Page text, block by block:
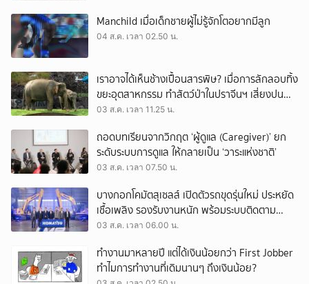
Manchild เมื่อเด็กชายผู้ไม่รู้จักโตอยากมีลูก
04 ส.ค. เวลา 02.50 น.
เราอาจได้เห็นช้างเปื้อนสารพิษ? เมื่อการลักลอบทิ้ง
ขยะอุตสาหกรรม ทำสัตว์ป่าในปราจีนฯ เสี่ยงปน
เปื้อน
03 ส.ค. เวลา 11.25 น.
ถอดบทเรียนจากวิกฤต ‘ผู้ดูแล (Caregiver)’ ยก
ระดับระบบการดูแล ให้กลายเป็น ‘วาระแห่งชาติ’
03 ส.ค. เวลา 07.50 น.
บางกอกโคมัตสุเซลส์ เปิดตัวรถขุดรุ่นใหม่ ประหยัด
เชื้อเพลิง รองรับงานหนัก พร้อมระบบติดตาม
เครื่องจักรผ่านดาวเทียม
03 ส.ค. เวลา 06.00 น.
ทำงานมาหลายปี แต่ได้เงินน้อยกว่า First Jobber
ทำไมการทำงานที่เดิมนานๆ ถึงเงินน้อย?